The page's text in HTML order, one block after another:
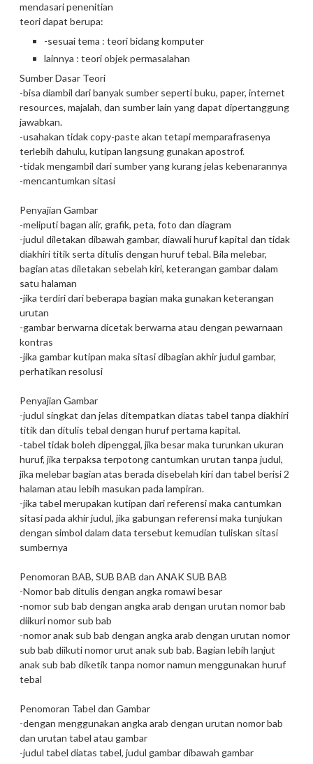
mendasari penenitian
teori dapat berupa:
-sesuai tema : teori bidang komputer
lainnya : teori objek permasalahan
Sumber Dasar Teori
-bisa diambil dari banyak sumber seperti buku, paper, internet
resources, majalah, dan sumber lain yang dapat dipertanggung
jawabkan.
-usahakan tidak copy-paste akan tetapi memparafrasenya
terlebih dahulu, kutipan langsung gunakan apostrof.
-tidak mengambil dari sumber yang kurang jelas kebenarannya
-mencantumkan sitasi
Penyajian Gambar
-meliputi bagan alir, grafik, peta, foto dan diagram
-judul diletakan dibawah gambar, diawali huruf kapital dan tidak
diakhiri titik serta ditulis dengan huruf tebal. Bila melebar,
bagian atas diletakan sebelah kiri, keterangan gambar dalam
satu halaman
-jika terdiri dari beberapa bagian maka gunakan keterangan
urutan
-gambar berwarna dicetak berwarna atau dengan pewarnaan
kontras
-jika gambar kutipan maka sitasi dibagian akhir judul gambar,
perhatikan resolusi
Penyajian Gambar
-judul singkat dan jelas ditempatkan diatas tabel tanpa diakhiri
titik dan ditulis tebal dengan huruf pertama kapital.
-tabel tidak boleh dipenggal, jika besar maka turunkan ukuran
huruf, jika terpaksa terpotong cantumkan urutan tanpa judul,
jika melebar bagian atas berada disebelah kiri dan tabel berisi 2
halaman atau lebih masukan pada lampiran.
-jika tabel merupakan kutipan dari referensi maka cantumkan
sitasi pada akhir judul, jika gabungan referensi maka tunjukan
dengan simbol dalam data tersebut kemudian tuliskan sitasi
sumbernya
Penomoran BAB, SUB BAB dan ANAK SUB BAB
-Nomor bab ditulis dengan angka romawi besar
-nomor sub bab dengan angka arab dengan urutan nomor bab
diikuri nomor sub bab
-nomor anak sub bab dengan angka arab dengan urutan nomor
sub bab diikuti nomor urut anak sub bab. Bagian lebih lanjut
anak sub bab diketik tanpa nomor namun menggunakan huruf
tebal
Penomoran Tabel dan Gambar
-dengan menggunakan angka arab dengan urutan nomor bab
dan urutan tabel atau gambar
-judul tabel diatas tabel, judul gambar dibawah gambar